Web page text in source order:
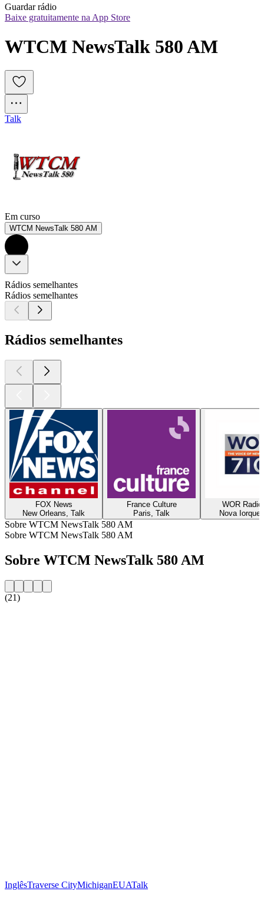
Guardar rádio
Baixe gratuitamente na App Store
WTCM NewsTalk 580 AM
Talk
Em curso
WTCM NewsTalk 580 AM
Rádios semelhantes
Rádios semelhantes
Rádios semelhantes
FOX News
New Orleans, Talk
France Culture
Paris, Talk
WOR Radio
Nova
Sobre WTCM NewsTalk 580 AM
Sobre WTCM NewsTalk 580 AM
Sobre WTCM NewsTalk 580 AM
(21)
InglêsTraverse CityMichiganEUATalk